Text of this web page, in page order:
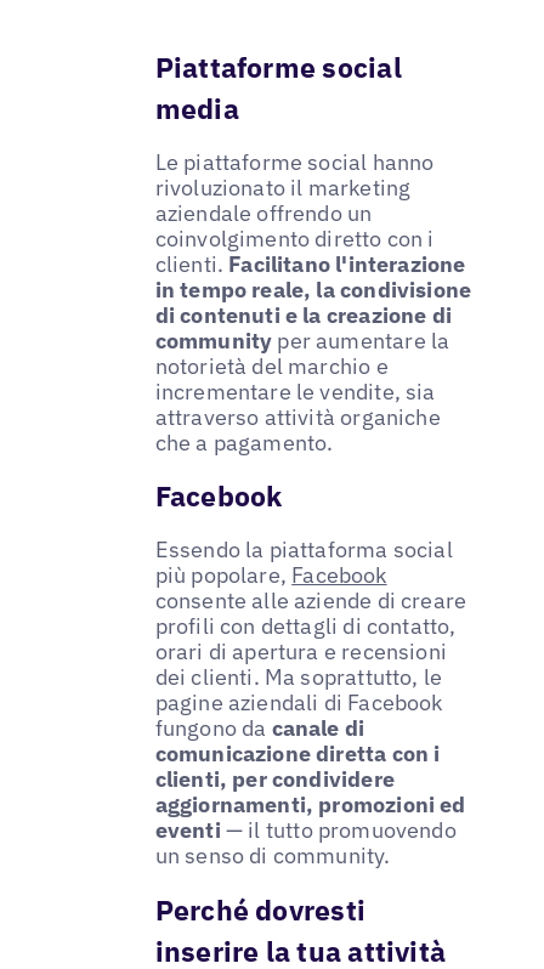
Piattaforme social
media
Le piattaforme social hanno
rivoluzionato il marketing
aziendale offrendo un
coinvolgimento diretto con i
clienti. Facilitano l'interazione
in tempo reale, la condivisione
di contenuti e la creazione di
community per aumentare la
notorietà del marchio e
incrementare le vendite, sia
attraverso attività organiche
che a pagamento.
Facebook
Essendo la piattaforma social
più popolare, Facebook
consente alle aziende di creare
profili con dettagli di contatto,
orari di apertura e recensioni
dei clienti. Ma soprattutto, le
pagine aziendali di Facebook
fungono da canale di
comunicazione diretta con i
clienti, per condividere
aggiornamenti, promozioni ed
eventi — il tutto promuovendo
un senso di community.
Perché dovresti
inserire la tua attività